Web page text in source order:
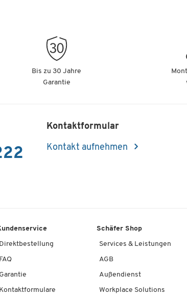
Bis zu 30 Jahre
Garantie
Kontaktformular
Kontakt aufnehmen
Direktbestellung
FAQ
Garantie
Kontaktformulare
Schäfer Shop
Services & Leistungen
AGB
Außendienst
Workplace Solutions